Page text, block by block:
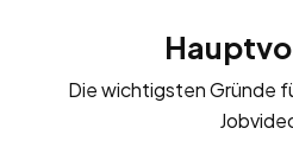
Die wichtigsten Gründe